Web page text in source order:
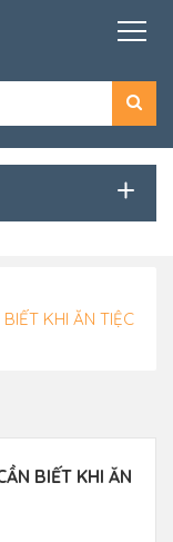
KHI ĂN TIỆC
BIẾT KHI ĂN